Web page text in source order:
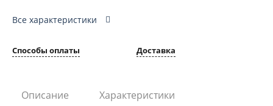
Все характеристики
Способы оплаты Доставка
Описание Характеристики